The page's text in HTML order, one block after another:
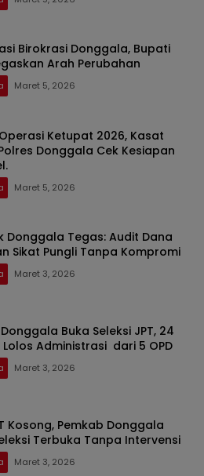
Birokrasi Donggala, Bupati
Arah Perubahan
Maret 5, 2026
Ketupat 2026, Kasat
Donggala Cek Kesiapan
Maret 5, 2026
Donggala Tegas: Audit Dana
Sikat Pungli Tanpa Kompromi
Maret 3, 2026
Buka Seleksi JPT, 24
Lolos Administrasi dari 5 OPD
Maret 3, 2026
Kosong, Pemkab Donggala
Terbuka Tanpa Intervensi
Maret 3, 2026